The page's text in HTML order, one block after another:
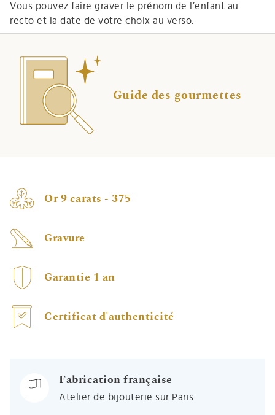
Vous pouvez faire graver le prénom de l’enfant au
recto et la date de votre choix au verso.
Guide des gourmettes
Or 9 carats - 375
Gravure
Garantie 1 an
Certificat d'authenticité
Fabrication française
Atelier de bijouterie sur Paris